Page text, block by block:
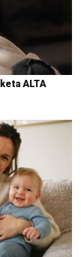
ALTA